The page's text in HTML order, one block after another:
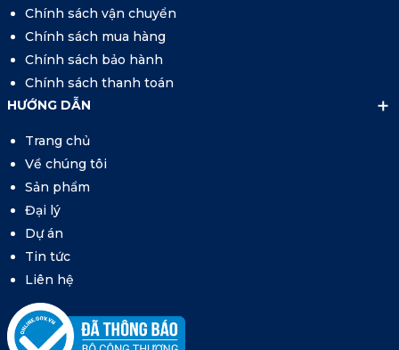
Chính sách vận chuyển
Chính sách mua hàng
Chính sách bảo hành
Chính sách thanh toán
HƯỚNG DẪN
Trang chủ
Về chúng tôi
Sản phẩm
Đại lý
Dự án
Tin tức
Liên hệ